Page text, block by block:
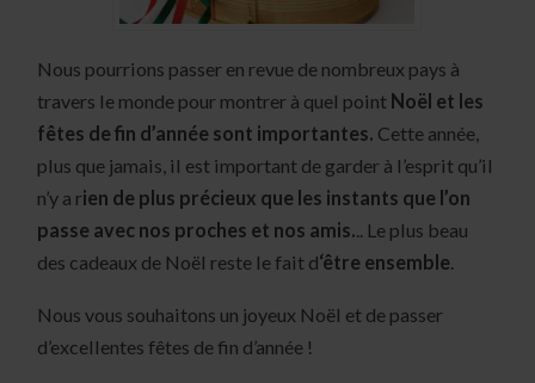
Nous pourrions passer en revue de nombreux pays à
travers le monde pour montrer à quel point Noël et les
fêtes de fin d’année sont importantes. Cette année,
plus que jamais, il est important de garder à l’esprit qu’il
n’y a rien de plus précieux que les instants que l’on
passe avec nos proches et nos amis. .. Le plus beau
des cadeaux de Noël reste le fait d‘être ensemble
Nous vous souhaitons un joyeux Noël et de passer
d’excellentes fêtes de fin d’année !